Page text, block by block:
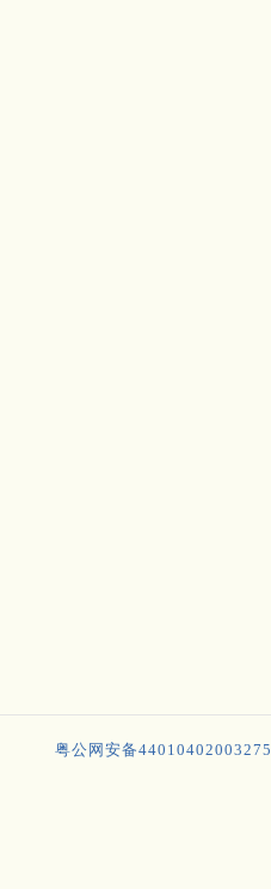
粤公网安备44010402003275